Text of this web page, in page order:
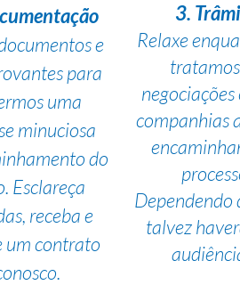
e
para
uma
minuciosa
do
Esclareça
receba e
um contrato
3.
Relaxe
negociações
companhias
Dependendo
talvez